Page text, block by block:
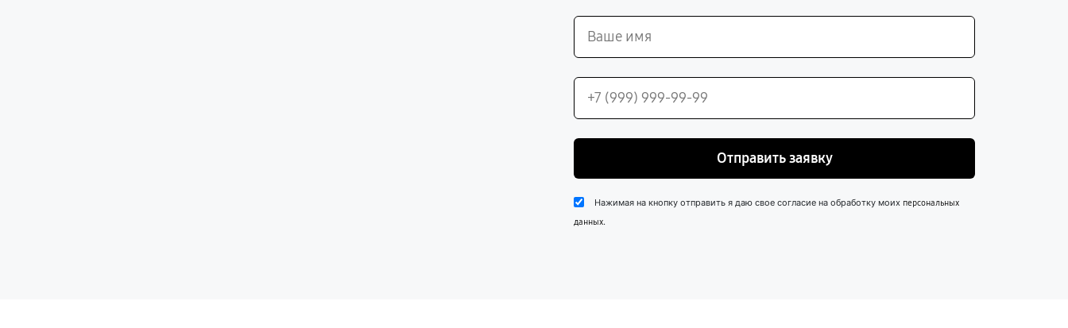
Отправить заявку
Нажимая на кнопку отправить я даю свое согласие на обработку моих персональных
данных.